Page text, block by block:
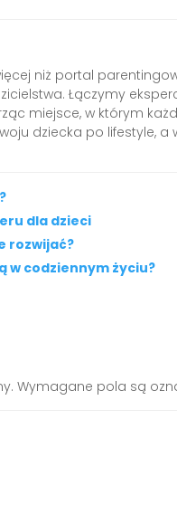
niż portal
Łączymy
miejsce, w którym
dziecka po lifestyle,
dla dzieci
rozwijać?
w codziennym życiu?
Wymagane pola są